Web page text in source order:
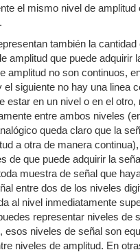
el mismo nivel de amplitud
también la cantidad
amplitud que puede adquirir
amplitud no son continuos,
el siguiente no hay una linea
estar en un nivel o en el otro,
entre ambos niveles
queda claro que la
a otra de manera
de que puede adquirir la
muestra de señal que
entre dos de los niveles
al nivel inmediatamente
representar niveles de
esos niveles de señal son
niveles de amplitud. En